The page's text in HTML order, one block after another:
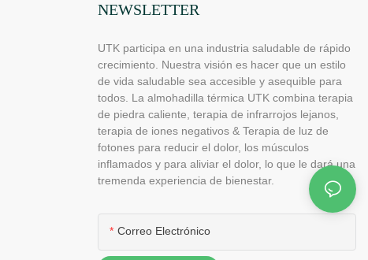
NEWSLETTER
UTK participa en una industria saludable de rápido
crecimiento. Nuestra visión es hacer que un estilo
de vida saludable sea accesible y asequible para
todos. La almohadilla térmica UTK combina terapia
de piedra caliente, terapia de infrarrojos lejanos,
terapia de iones negativos & Terapia de luz de
fotones para reducir el dolor, los músculos
inflamados y para aliviar el dolor, lo que le dará una
tremenda experiencia de bienestar.
Correo Electrónico